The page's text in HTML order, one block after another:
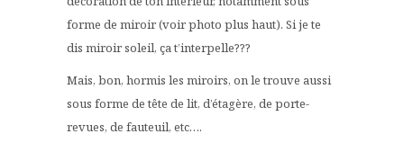
forme de miroir (voir photo plus haut). Si je te
dis miroir soleil, ça t’interpelle???
Mais, bon, hormis les miroirs, on le trouve aussi
sous forme de tête de lit, d’étagère, de porte-
revues, de fauteuil, etc….